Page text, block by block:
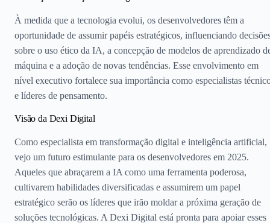
À medida que a tecnologia evolui, os desenvolvedores têm a
oportunidade de assumir papéis estratégicos, influenciando
sobre o uso ético da IA, a concepção de modelos de aprendizado
máquina e a adoção de novas tendências. Esse envolvimento em
nível executivo fortalece sua importância como especialistas
e líderes de pensamento.
Visão da Dexi Digital
Como especialista em transformação digital e inteligência artificial,
vejo um futuro estimulante para os desenvolvedores em 2025.
Aqueles que abraçarem a IA como uma ferramenta poderosa,
cultivarem habilidades diversificadas e assumirem um papel
estratégico serão os líderes que irão moldar a próxima geração de
soluções tecnológicas. A Dexi Digital está pronta para apoiar esses